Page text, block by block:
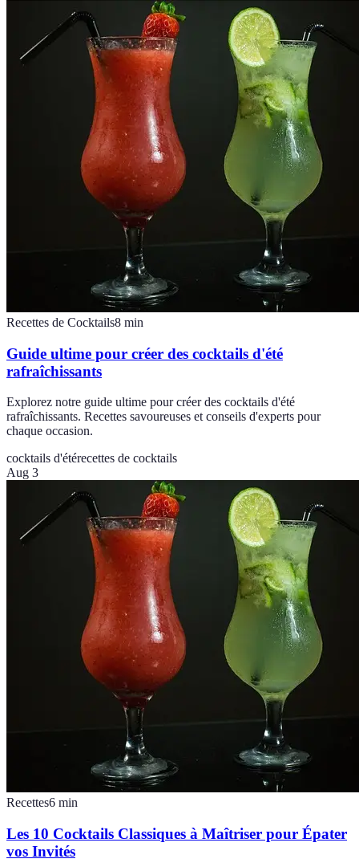
Recettes de Cocktails8 min
Guide ultime pour créer des cocktails d'été
rafraîchissants
Explorez notre guide ultime pour créer des cocktails d'été
rafraîchissants. Recettes savoureuses et conseils d'experts pour
chaque occasion.
cocktails d'étérecettes de cocktails
Aug 3
Recettes6 min
Les 10 Cocktails Classiques à Maîtriser pour Épater
vos Invités